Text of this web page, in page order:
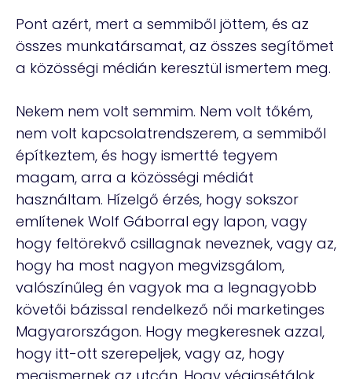
Pont azért, mert a semmiből jöttem, és az
összes munkatársamat, az összes segítőmet
a közösségi médián keresztül ismertem meg.
Nekem nem volt semmim. Nem volt tőkém,
nem volt kapcsolatrendszerem, a semmiből
építkeztem, és hogy ismertté tegyem
magam, arra a közösségi médiát
használtam. Hízelgő érzés, hogy sokszor
említenek Wolf Gáborral egy lapon, vagy
hogy feltörekvő csillagnak neveznek, vagy az,
hogy ha most nagyon megvizsgálom,
valószínűleg én vagyok ma a legnagyobb
követői bázissal rendelkező női marketinges
Magyarországon. Hogy megkeresnek azzal,
hogy itt-ott szerepeljek, vagy az, hogy